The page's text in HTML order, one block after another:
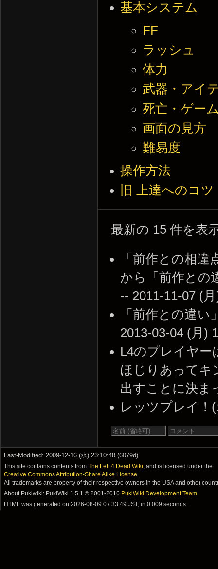
基本システム
FF
ラッシュ
体力
武器・アイ
死亡・ゲー
画面の見方
難易度
操作方法
旧 上達へのコツ
最新の 15 件を表
「前作との相
から「前作との
-- 2011-11-07 (
「前作との違
2013-03-04 (月)
L4のプレイヤ
ほじりあってキ
出すことに決ま
レッツプレイ！
Last-Modified: 2009-12-16 (水) 23:10:48 (6079d)
This site contains contents fromThe Left 4 Dead Wiki , and is licensed under the
Creative Commons Attribution-Share Alike License
All trademarks are property of their respective owners in the USA and other
About Pukiwiki: PukiWiki 1.5.1 © 2001-2016 PukiWiki Development Team
HTML was generated on2026-08-09 07:33:49 JST, in 0.009 seconds.